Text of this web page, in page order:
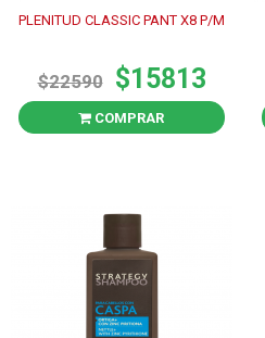
PLENITUD CLASSIC PANT X8 P/M
$22590 $15813
COMPRAR